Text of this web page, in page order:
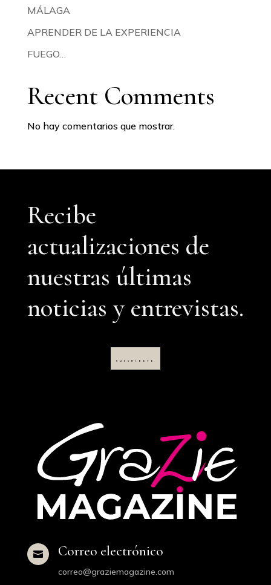
MÁLAGA
APRENDER DE LA EXPERIENCIA
FUEGO…
Recent Comments
No hay comentarios que mostrar.
Recibe
actualizaciones de
nuestras últimas
noticias y entrevistas.
SUSCRÍBETE
 Correo electrónico
correo@graziemagazine.com